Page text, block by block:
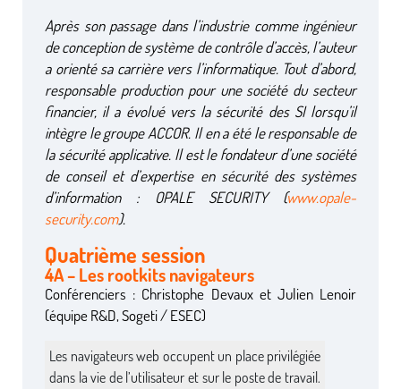
Après son passage dans l’industrie comme ingénieur
de conception de système de contrôle d’accès, l’auteur
a orienté sa carrière vers l’informatique. Tout d’abord,
responsable production pour une société du secteur
financier, il a évolué vers la sécurité des SI lorsqu’il
intègre le groupe ACCOR. Il en a été le responsable de
la sécurité applicative. Il est le fondateur d’une société
de conseil et d’expertise en sécurité des systèmes
d’information : OPALE SECURITY (www.opale-
security.com).
Quatrième session
4A – Les rootkits navigateurs
Conférenciers : Christophe Devaux et Julien Lenoir
(équipe R&D, Sogeti / ESEC)
Les navigateurs web occupent un place privilégiée
dans la vie de l’utilisateur et sur le poste de travail.